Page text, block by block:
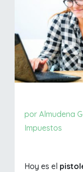
porAlmudena
Impuestos
Hoy es el